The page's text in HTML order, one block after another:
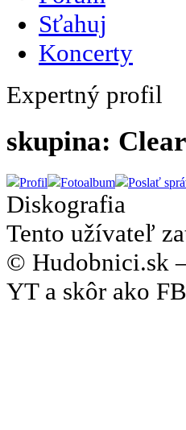
Sťahuj
Koncerty
Expertný profil
skupina: Clear
Profil Fotoalbum Poslať
Diskografia
Tento užívateľ
© Hudobnici.sk
YT a skôr ako FB